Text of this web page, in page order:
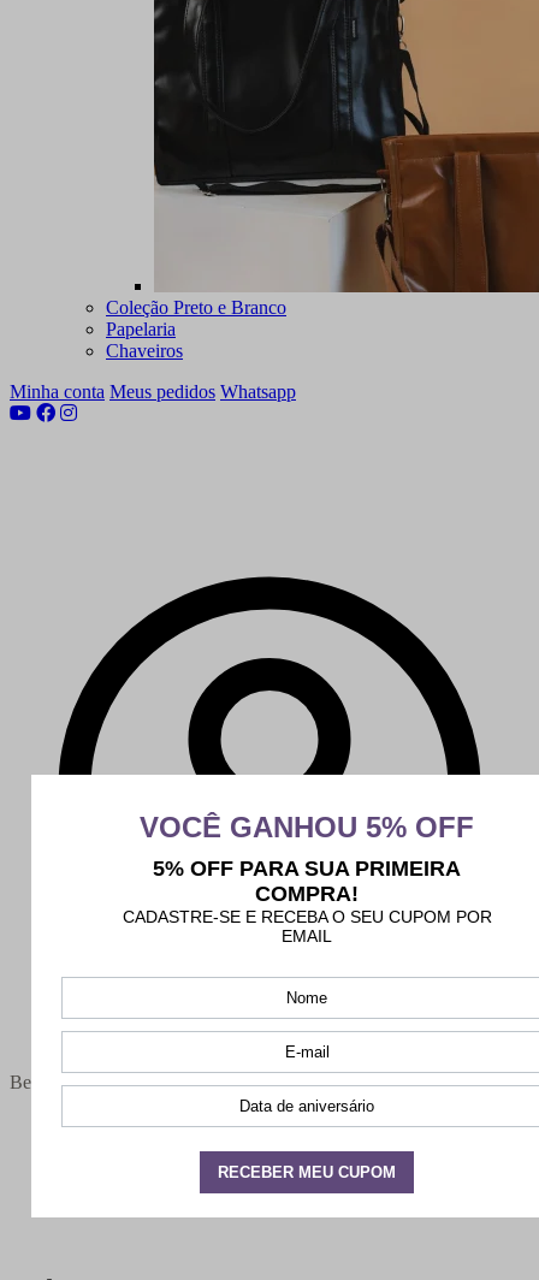
Coleção Preto e Branco
Papelaria
Chaveiros
Minha conta Meus pedidos Whatsapp
Bem-vindo(a),
Minha conta